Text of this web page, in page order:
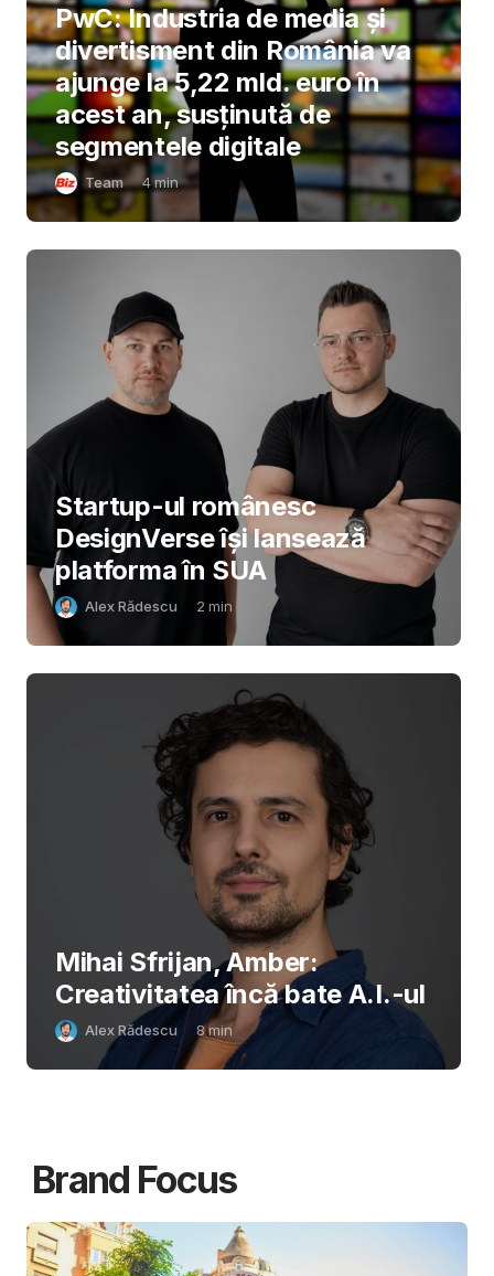
PwC: Industria de media și
divertisment din România va
ajunge la 5,22 mld. euro în
acest an, susținută de
segmentele digitale
Team 4min
Startup-ul românesc
DesignVerse își lansează
platforma în SUA
Alex Rădescu 2 min
Mihai Sfrijan, Amber:
Creativitatea încă bate A.I.-ul
Alex Rădescu 8min
Brand Focus